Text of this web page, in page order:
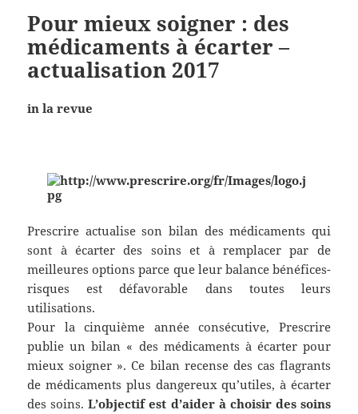
Pour mieux soigner : des
médicaments à écarter –
actualisation 2017
in la revue
Prescrire actualise son bilan des médicaments qui
sont à écarter des soins et à remplacer par de
meilleures options parce que leur balance bénéfices-
risques est défavorable dans toutes leurs
utilisations.
Pour la cinquième année consécutive, Prescrire
publie un bilan « des médicaments à écarter pour
mieux soigner ». Ce bilan recense des cas flagrants
de médicaments plus dangereux qu’utiles, à écarter
des soins. L’objectif est d’aider à choisir des soins